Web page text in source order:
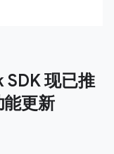
现已推
更新